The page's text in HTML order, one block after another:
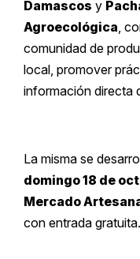
Damascos y
Agroecológica,
comunidad de
local, promover
información directa
La misma se
domingo 18 de
Mercado
con entrada gratuita.